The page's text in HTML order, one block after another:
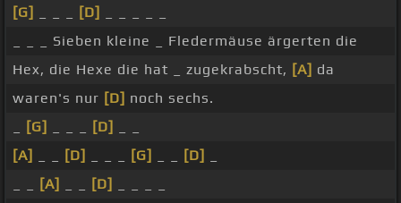
[G]
[D]
_ _ _ Sieben kleine _ Fledermäuse ärgerten die
Hex, die Hexe die hat _ zugekrabscht, [A] da
waren's nur [D] noch sechs.
[G] [D]
[A]
[D] [G] [D]
[A] [D]